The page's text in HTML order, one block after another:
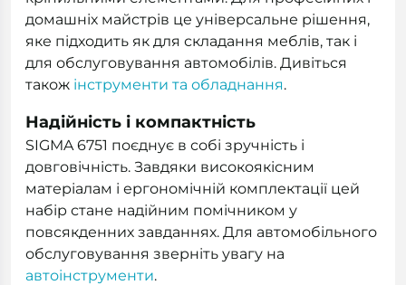
домашніх майстрів це універсальне рішення,
яке підходить як для складання меблів, так і
для обслуговування автомобілів. Дивіться
також інструменти та обладнання.
Надійність і компактність
SIGMA 6751 поєднує в собі зручність і
довговічність. Завдяки високоякісним
матеріалам і ергономічній комплектації цей
набір стане надійним помічником у
повсякденних завданнях. Для автомобільного
обслуговування зверніть увагу на
автоінструменти.